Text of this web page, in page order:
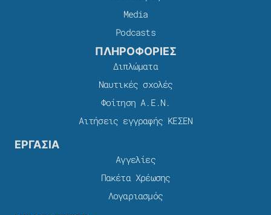
Media
Podcasts
ΠΛΗΡΟΦΟΡΙΕΣ
Διπλώματα
Ναυτικές σχολές
Φοίτηση Α.Ε.Ν.
Αιτήσεις εγγραφής ΚΕΣΕΝ
ΕΡΓΑΣΙΑ
Αγγελίες
Πακέτα Χρέωσης​
Λογαριασμός